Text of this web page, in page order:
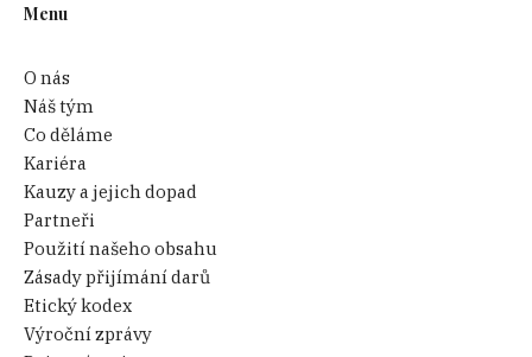
Menu
O nás
Náš tým
Co děláme
Kariéra
Kauzy a jejich dopad
Partneři
Použití našeho obsahu
Zásady přijímání darů
Etický kodex
Výroční zprávy